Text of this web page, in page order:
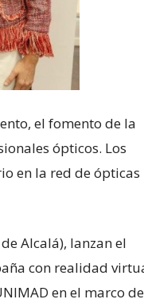
el fomento de la
ópticos. Los
en la red de ópticas
Alcalá), lanzan el
con realidad
en el marco